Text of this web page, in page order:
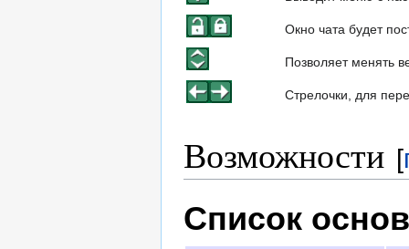
Окно чата будет
Позволяет менять
Стрелочки, для
Возможности [
Список